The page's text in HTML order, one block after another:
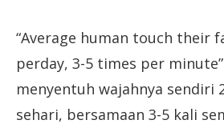
“Average human touch their
perday, 3-5 times per
menyentuh wajahnya sendiri
sehari, bersamaan 3-5 kali